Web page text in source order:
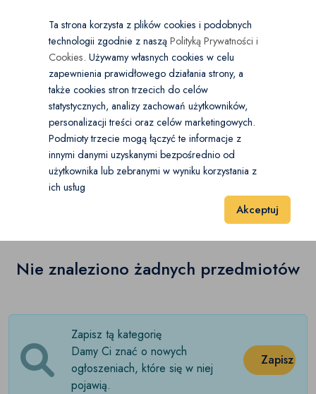
Wybierz kategorię
Baleriny(0)
(0)
Czółenka (0)
Glany(0)
Japonki(0)
Klapki(0)
×
Kraj PL
PLN
Moda Buty damskie
Buty damskie (0)
20 60
Nie znaleziono żadnych przedmiotów
Zapisz tą kategorię
Damy Ci znać o nowych
ogłoszeniach, które się w niej
pojawią.
Zapisz
Ta strona korzysta z plików cookies i podobnych
technologii zgodnie z nasząPolityką Prywatności i
Cookies. Używamy własnych cookies w celu
zapewnienia prawidłowego działania strony, a
także cookies stron trzecich do celów
statystycznych, analizy zachowań użytkowników,
personalizacji treści oraz celów marketingowych.
Podmioty trzecie mogą łączyć te informacje z
innymi danymi uzyskanymi bezpośrednio od
użytkownika lub zebranymi w wyniku korzystania z
ich usług
Akceptuj